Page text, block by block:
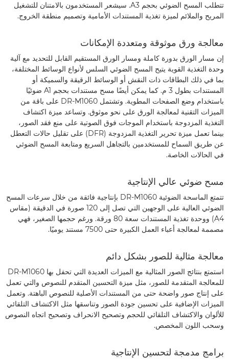
تتطلب المسح الضوئي بحجم A3. سيشعر المستخدمون بالامتنان للتشغيل
المريح والملائم لميزة تغذية المستندات الأمامية وتصميم منطقة الخروج.
معالجة ورق موثوقة ومتعددة الإمكانات
إن مسار الورق بدورة كاملة ومسار الورق المستقيم القابل للتحديد مع آلية
وحدة التغذية القوية يتيح المسح الضوئي السلس لأنواع الوسائط المختلفة،
بما في ذلك البطاقات ذات النقش أو الوسائط الرقيقة والسميكة أو
المستندات بطول 3 م. كما يمكن أيضًا مسح مستندات بحجم A1 ضوئيًا
باستخدام وضع الصفحات المطوية. وتشتمل DR-M1060 على باقة من
الميزات التقنية لمعالجة الورق على نحو موثوق. وتساعد ميزة اكتشاف
التغذية المزدوجة باستخدام الموجات فوق الصوتية على منع فقد الصور،
بينما تعمل ميزة تحرير التغذية المزدوجة (DFR) على تقليل حالات التعطل
عن طريق السماح للمستخدمين بالتجاهل السريع ومتابعة المسح الضوئي
في الحالات الخاصة.
مسح ضوئي عالي الإنتاجية
تتمتع الماسحة الضوئية DR-M1060 بإنتاجية فائقة من خلال سرعات المسح
الضوئي العالية على الوجهين التي تصل إلى 120 صورة في الدقيقة (مقاس
A4) ووحدة تغذية المستندات سعة 80 ورقة. ورغم حجمها الصغير، فهي
مصممة لمعالجة أعباء العمل الكبيرة حتى 7500 مستند يوميًا.
معالجة مثالية للصور بشكل دائم
استمتع بنتائج الصور المثالية مع الميزات العديدة التي تحفل بها DR-M1060
للمعالجة المتقدمة للصور، مثل ميزة التحسين المتقدم للنصوص والتي تعمل
على إنتاج صور واضحة حتى من المستندات الأصلية للنصوص الباهتة. وتعمل
الميزات الإضافية على تحسين جودة الصور وتناسقها مثل الاكتشاف التلقائي
للألوان والاكتشاف التلقائي للحجم وتصحيح الانحراف وتصحيح اتجاه النصوص
وسحب اللون المخصص.
برامج مدمجة لتحسين الإنتاجية